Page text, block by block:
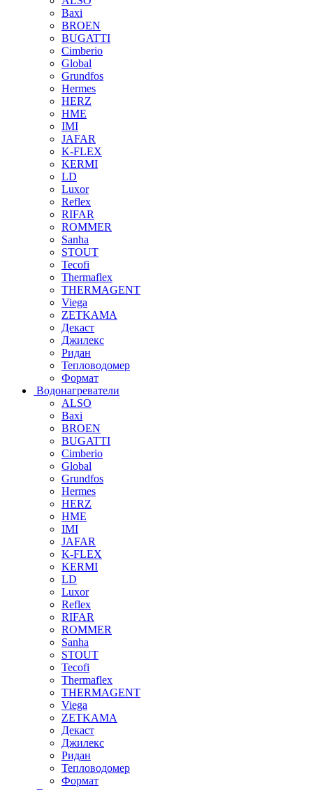
Baxi
BROEN
BUGATTI
Cimberio
Global
Grundfos
Hermes
HERZ
HME
IMI
JAFAR
K-FLEX
KERMI
LD
Luxor
Reflex
RIFAR
ROMMER
Sanha
STOUT
Tecofi
Thermaflex
THERMAGENT
Viega
ZETKAMA
Декаст
Джилекс
Ридан
Тепловодомер
Формат
Водонагреватели
ALSO
Baxi
BROEN
BUGATTI
Cimberio
Global
Grundfos
Hermes
HERZ
HME
IMI
JAFAR
K-FLEX
KERMI
LD
Luxor
Reflex
RIFAR
ROMMER
Sanha
STOUT
Tecofi
Thermaflex
THERMAGENT
Viega
ZETKAMA
Декаст
Джилекс
Ридан
Тепловодомер
Формат